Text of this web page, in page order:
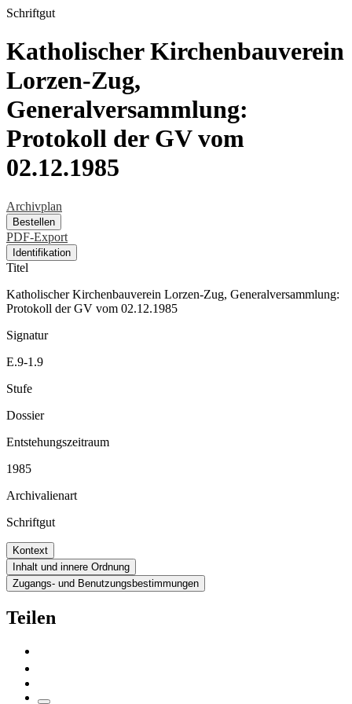
Schriftgut
Katholischer Kirchenbauverein
Lorzen-Zug,
Generalversammlung:
Protokoll der GV vom
02.12.1985
Archivplan
Bestellen
PDF-Export
Identifikation
Titel
Katholischer Kirchenbauverein Lorzen-Zug, Generalversammlung:
Protokoll der GV vom 02.12.1985
Signatur
E.9-1.9
Stufe
Dossier
Entstehungszeitraum
1985
Archivalienart
Schriftgut
Kontext
Inhalt und innere Ordnung
Zugangs- und Benutzungsbestimmungen
Teilen